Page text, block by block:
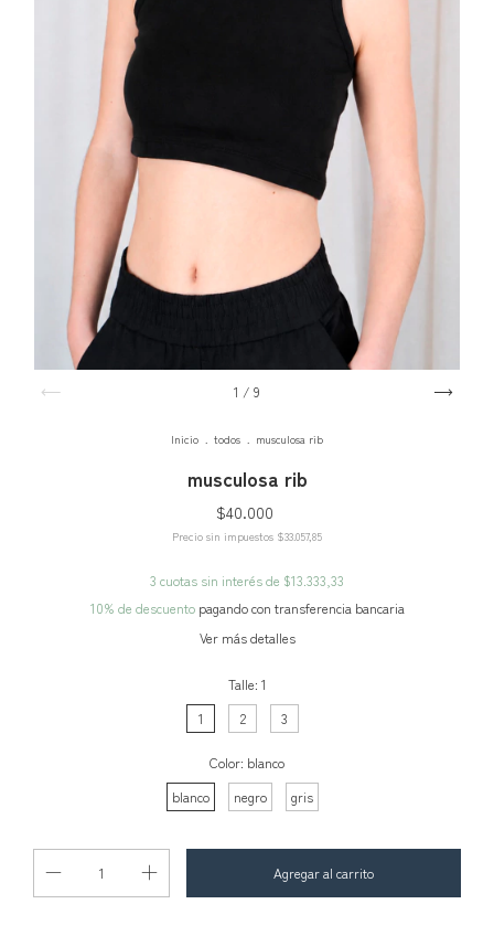
1 / 9
Inicio . todos . musculosa rib
musculosa rib
$40.000
Precio sin impuestos $33.057,85
3 cuotas sin interés de $13.333,33
10% de descuentopagando con transferencia bancaria
Ver más detalles
Talle: 1
1
2 3
Color: blanco
blanco
negro gris